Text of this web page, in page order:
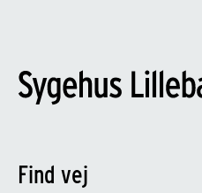
Find vej